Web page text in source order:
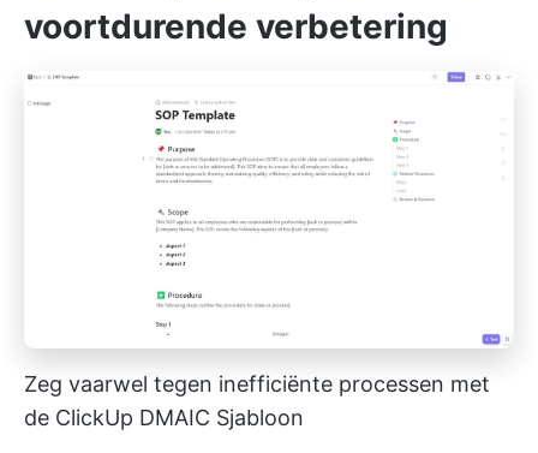
voortdurende verbetering
Zeg vaarwel tegen inefficiënte processen met
de ClickUp DMAIC Sjabloon